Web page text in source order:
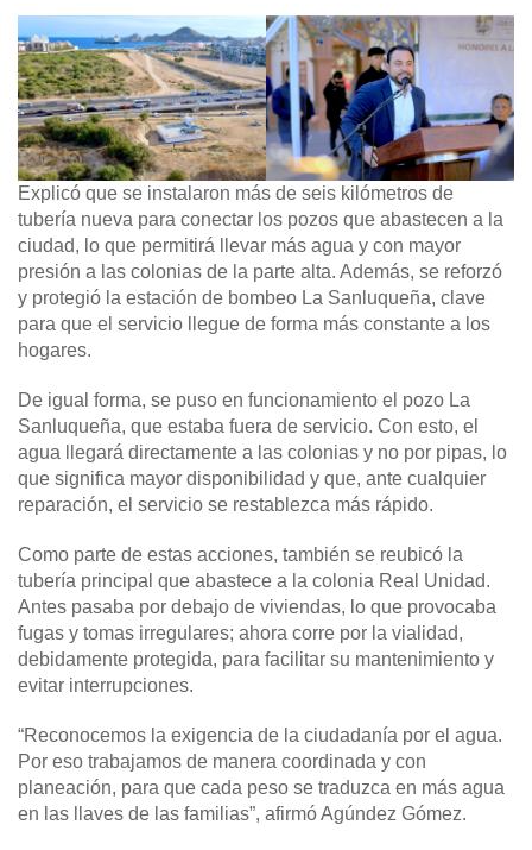
Explicó que se instalaron más de seis kilómetros de
tubería nueva para conectar los pozos que abastecen a la
ciudad, lo que permitirá llevar más agua y con mayor
presión a las colonias de la parte alta. Además, se reforzó
y protegió la estación de bombeo La Sanluqueña, clave
para que el servicio llegue de forma más constante a los
hogares.
De igual forma, se puso en funcionamiento el pozo La
Sanluqueña, que estaba fuera de servicio. Con esto, el
agua llegará directamente a las colonias y no por pipas, lo
que significa mayor disponibilidad y que, ante cualquier
reparación, el servicio se restablezca más rápido.
Como parte de estas acciones, también se reubicó la
tubería principal que abastece a la colonia Real Unidad.
Antes pasaba por debajo de viviendas, lo que provocaba
fugas y tomas irregulares; ahora corre por la vialidad,
debidamente protegida, para facilitar su mantenimiento y
evitar interrupciones.
“Reconocemos la exigencia de la ciudadanía por el agua.
Por eso trabajamos de manera coordinada y con
planeación, para que cada peso se traduzca en más agua
en las llaves de las familias”, afirmó Agúndez Gómez.